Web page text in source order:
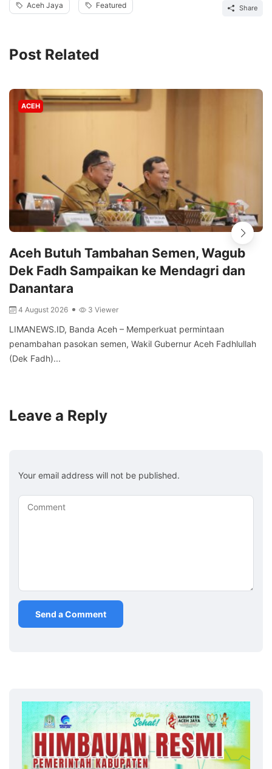
Aceh Jaya Featured Share
Post Related
ACEH
Aceh Butuh Tambahan Semen, Wagub
Dek Fadh Sampaikan ke Mendagri dan
Danantara
4 August 2026 3 Viewer
LIMANEWS.ID, Banda Aceh – Memperkuat permintaan
penambahan pasokan semen, Wakil Gubernur Aceh Fadhlullah
(Dek Fadh)...
Leave a Reply
Your email address will not be published.
Comment